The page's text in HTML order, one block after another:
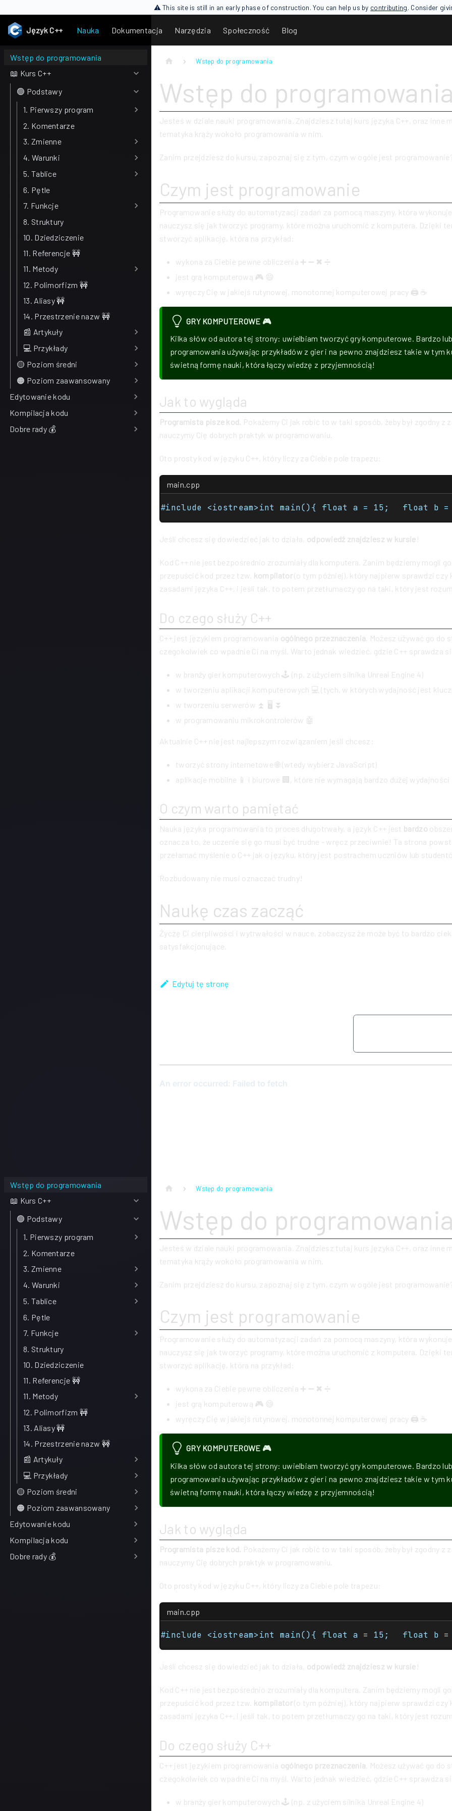
⚠ This site is still in an early phase of construction. You can help us by contributing. Consider
Język C++ Nauka Dokumentacja Narzędzia Społeczność Blog
Wstęp do programowania
📖 Kurs C++
🟢 Podstawy
1. Pierwszy program
2. Komentarze
3. Zmienne
4. Warunki
5. Tablice
6. Pętle
7. Funkcje
8. Struktury
10. Dziedziczenie
11. Referencje 🚧
11. Metody
12. Polimorfizm 🚧
13. Aliasy 🚧
14. Przestrzenie nazw 🚧
📰 Artykuły
💻 Przykłady
🟡 Poziom średni
🟠 Poziom zaawansowany
Edytowanie kodu
Kompilacja kodu
Dobre rady 💰
Wstęp do programowania
Wstęp do programowania
Jesteś w dziale nauki programowania. Znajdziesz tutaj kurs języka C++, oraz inne
tematyka krąży wokoło programowania w nim.
Zanim przejdziesz do kursu, zapoznaj się z tym, czym w ogóle jest
Czym jest programowanie
Programowanie służy do automatyzacji zadań za pomocą maszyny, która
nauczysz się jak tworzyć programy, które można uruchomić z komputera. Dzięki
stworzyć aplikację, która na przykład:
wykona za Ciebie pewne obliczenia ➕ ➖ ✖ ➗
jest grą komputerową 🎮 😄
wyręczy Cię w jakiejś rutynowej, monotonnej komputerowej pracy 🖨 ☕
GRY KOMPUTEROWE 🎮
Kilka słów od autora tej strony: uwielbiam tworzyć gry komputerowe. Bardzo
programowania używając przykładów z gier i na pewno znajdziesz takie w tym
świetną formę nauki, która łączy wiedzę z przyjemnością!
Jak to wygląda
Programista pisze kod. Pokażemy Ci jak robić to w taki sposób, żeby był zgodny z
nauczymy Cię dobrych praktyk w programowaniu.
Oto prosty kod w języku C++, który liczy za Ciebie pole trapezu:
main.cpp
Jeśli chcesz się dowiedzieć jak to działa, odpowiedź znajdziesz w kursie !
Kod C++ nie jest bezpośrednio zrozumiały dla komputera. Zanim będziemy mogli
przepuścić kod przez tzw. kompilator(o tym później), który najpierw sprawdzi czy
zasadami języka C++, i jeśli tak, to potem przetłumaczy go na taki, który jest
Do czego służy C++
C++ jest językiem programowania ogólnego przeznaczenia . Możesz używać go
czegokolwiek co wpadnie Ci na myśl. Warto jednak wiedzieć, gdzie C++ sprawdza
w branży gier komputerowych 🕹 (np. z użyciem silnika Unreal Engine 4)
w tworzeniu aplikacji komputerowych 💻 (tych, w których wydajność jest
w tworzeniu serwerów ⏫ 🖥 ⏬
w programowaniu mikrokontrolerów 🤖
Aktualnie C++ nie jest najlepszym rozwiązaniem jeśli chcesz:
tworzyć strony internetowe 🌐 (wtedy wybierz JavaScript)
aplikacje mobilne 📱 i biurowe 🏢, które nie wymagają bardzo dużej wydajności
O czym warto pamiętać
Nauka języka programowania to proces długotrwały, a język C++ jest bardzo
oznacza to, że uczenie się go musi być trudne - wręcz przeciwnie! Ta strona
przełamać myślenie o C++ jak o języku, który jest postrachem uczniów lub
Rozbudowany nie musi oznaczać trudny!
Naukę czas zacząć
Życzę Ci cierpliwości i wytrwałości w nauce, zobaczysz że może być to bardzo
satysfakcjonujące.
Edytuj tę stronę
Wstęp do programowania
📖 Kurs C++
🟢 Podstawy
1. Pierwszy program
2. Komentarze
3. Zmienne
4. Warunki
5. Tablice
6. Pętle
7. Funkcje
8. Struktury
10. Dziedziczenie
11. Referencje 🚧
11. Metody
12. Polimorfizm 🚧
13. Aliasy 🚧
14. Przestrzenie nazw 🚧
📰 Artykuły
💻 Przykłady
🟡 Poziom średni
🟠 Poziom zaawansowany
Edytowanie kodu
Kompilacja kodu
Dobre rady 💰
Wstęp do programowania
Wstęp do programowania
Jesteś w dziale nauki programowania. Znajdziesz tutaj kurs języka C++, oraz inne
tematyka krąży wokoło programowania w nim.
Zanim przejdziesz do kursu, zapoznaj się z tym, czym w ogóle jest
Czym jest programowanie
Programowanie służy do automatyzacji zadań za pomocą maszyny, która
nauczysz się jak tworzyć programy, które można uruchomić z komputera. Dzięki
stworzyć aplikację, która na przykład:
wykona za Ciebie pewne obliczenia ➕ ➖ ✖ ➗
jest grą komputerową 🎮 😄
wyręczy Cię w jakiejś rutynowej, monotonnej komputerowej pracy 🖨 ☕
GRY KOMPUTEROWE 🎮
Kilka słów od autora tej strony: uwielbiam tworzyć gry komputerowe. Bardzo
programowania używając przykładów z gier i na pewno znajdziesz takie w tym
świetną formę nauki, która łączy wiedzę z przyjemnością!
Jak to wygląda
Programista pisze kod. Pokażemy Ci jak robić to w taki sposób, żeby był zgodny z
nauczymy Cię dobrych praktyk w programowaniu.
Oto prosty kod w języku C++, który liczy za Ciebie pole trapezu:
main.cpp
Jeśli chcesz się dowiedzieć jak to działa, odpowiedź znajdziesz w kursie !
Kod C++ nie jest bezpośrednio zrozumiały dla komputera. Zanim będziemy mogli
przepuścić kod przez tzw. kompilator(o tym później), który najpierw sprawdzi czy
zasadami języka C++, i jeśli tak, to potem przetłumaczy go na taki, który jest
Do czego służy C++
C++ jest językiem programowania ogólnego przeznaczenia . Możesz używać go
czegokolwiek co wpadnie Ci na myśl. Warto jednak wiedzieć, gdzie C++ sprawdza
w branży gier komputerowych 🕹 (np. z użyciem silnika Unreal Engine 4)